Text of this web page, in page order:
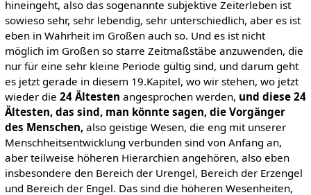
hineingeht, also das sogenannte subjektive Zeiterleben ist
sowieso sehr, sehr lebendig, sehr unterschiedlich, aber es ist
eben in Wahrheit im Großen auch so. Und es ist nicht
möglich im Großen so starre Zeitmaßstäbe anzuwenden, die
nur für eine sehr kleine Periode gültig sind, und darum geht
es jetzt gerade in diesem 19.Kapitel, wo wir stehen, wo jetzt
wieder die 24 Ältesten angesprochen werden, und diese 24
Ältesten, das sind, man könnte sagen, die Vorgänger
des Menschen,also geistige Wesen, die eng mit unserer
Menschheitsentwicklung verbunden sind von Anfang an,
aber teilweise höheren Hierarchien angehören, also eben
insbesondere den Bereich der Urengel, Bereich der Erzengel
und Bereich der Engel. Das sind die höheren Wesenheiten,